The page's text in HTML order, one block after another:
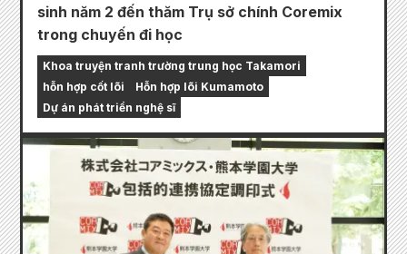
sinh năm 2 đến thăm Trụ sở chính Coremix
trong chuyến đi học
Khoa truyện tranh trường trung học Takamori
hỗn hợp cốt lõi
Hỗn hợp lõi Kumamoto
Dự án phát triển nghệ sĩ